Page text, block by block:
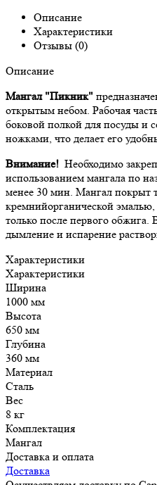
Описание
Характеристики
Отзывы (0)
Описание
Мангал "Пикник"
открытым небом. Рабочая
боковой полкой для посуды и
ножками, что делает его
Внимание! Необходимо
использованием мангала по
менее 30 мин. Мангал покрыт
кремнийорганической эмалью,
только после первого
дымление и испарение
Характеристики
Характеристики
Ширина
1000 мм
Высота
650 мм
Глубина
360 мм
Материал
Сталь
Вес
8 кг
Комплектация
Мангал
Доставка и оплата
Доставка